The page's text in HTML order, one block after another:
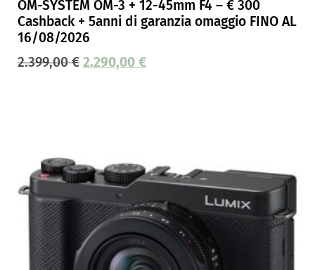
OM-SYSTEM OM-3 + 12-45mm F4 – € 300
Cashback + 5anni di garanzia omaggio FINO AL
16/08/2026
2.399,00€ 2.290,00 €